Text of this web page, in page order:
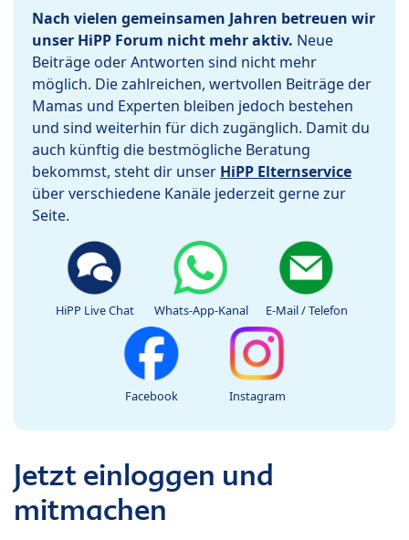
Nach vielen gemeinsamen Jahren betreuen wir
unser HiPP Forum nicht mehr aktiv. Neue
Beiträge oder Antworten sind nicht mehr
möglich. Die zahlreichen, wertvollen Beiträge der
Mamas und Experten bleiben jedoch bestehen
und sind weiterhin für dich zugänglich. Damit du
auch künftig die bestmögliche Beratung
bekommst, steht dir unser HiPP Elternservice
über verschiedene Kanäle jederzeit gerne zur
Seite.
HiPP Live Chat Whats-App-Kanal E-Mail / Telefon
Facebook Instagram
Jetzt einloggen und
mitmachen